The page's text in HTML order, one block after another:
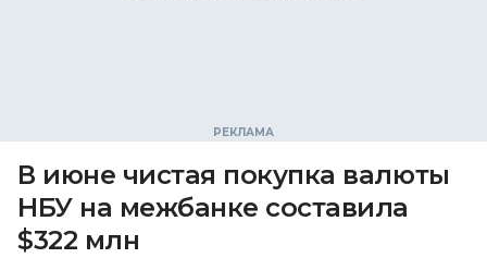
В июне чистая покупка валюты
НБУ на межбанке составила
$322 млн